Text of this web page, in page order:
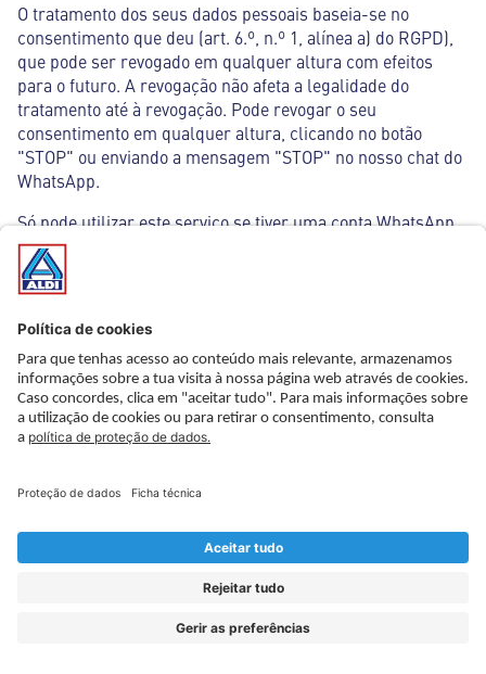
O tratamento dos seus dados pessoais baseia-se no
consentimento que deu (art. 6.º, n.º 1, alínea a) do RGPD),
que pode ser revogado em qualquer altura com efeitos
para o futuro. A revogação não afeta a legalidade do
tratamento até à revogação. Pode revogar o seu
consentimento em qualquer altura, clicando no botão
"STOP" ou enviando a mensagem "STOP" no nosso chat do
WhatsApp.
Só pode utilizar este serviço se tiver uma conta WhatsApp.
Ao utilizar o WhatsApp, a "WhatsApp Ireland Limited" é
responsável pelo tratamento de dados ao abrigo da Lei de
Proteção de Dados. Gostaríamos de salientar que não
temos qualquer influência no
tratamento de dados pelo WhatsApp e em qualquer
reencaminhamento de dados pelo WhatsApp. Tenha em
atenção que o respetivo operador da plataforma pode
transferir os seus dados para um país que não tenha um
nível de proteção de dados equivalente ao da UE, por
WhatsApp trata os seus dados aqui:
Sugerir artigos via e-mail
Os nossos clientes podem sugerir artigos da oferta atual
nome, bem como o endereço de e-mail do destinatário